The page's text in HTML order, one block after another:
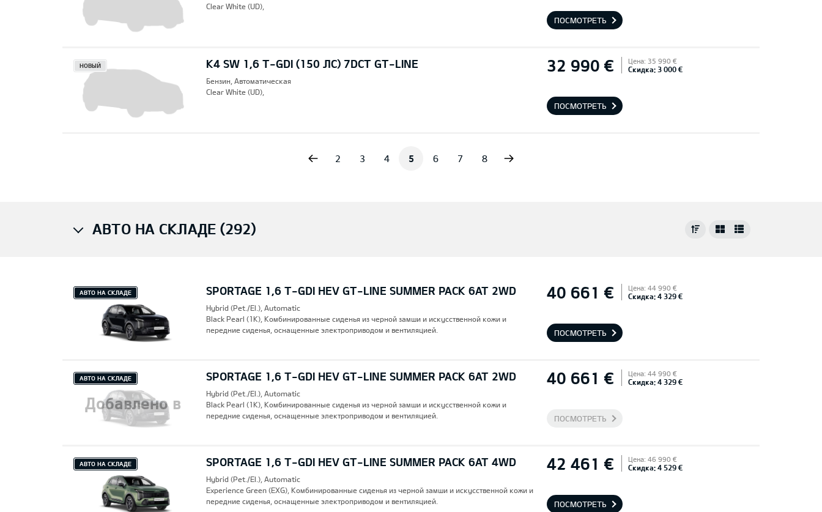
Clear White (UD),
ПОСМОТРЕТЬ
K4 SW 1,6 T-GDI (150 ЛС) 7DCT GT-LINE 32 990 € Цена: 35 990 €
Скидка: 3 000 €
НОВЫЙ
Бензин, Автоматическая
Clear White (UD),
ПОСМОТРЕТЬ
2 3 4 5 6 7 8
АВТО НА СКЛАДЕ (292)
SPORTAGE 1,6 T-GDI HEV GT-LINE SUMMER PACK 6AT 2WD 40 661 € Цена: 44 990 €
Скидка: 4 329 €
АВТО НА СКЛАДЕ
Hybrid (Pet./El.), Automatic
Black Pearl (1K), Комбинированные сиденья из черной замши и искусственной кожи и
передние сиденья, оснащенные электроприводом и вентиляцией.
ПОСМОТРЕТЬ
SPORTAGE 1,6 T-GDI HEV GT-LINE SUMMER PACK 6AT 2WD
Добавлено в
закладки
40 661 € Цена: 44 990 €
Скидка: 4 329 €
АВТО НА СКЛАДЕ
Hybrid (Pet./El.), Automatic
Black Pearl (1K), Комбинированные сиденья из черной замши и искусственной кожи и
передние сиденья, оснащенные электроприводом и вентиляцией.
ПОСМОТРЕТЬ
SPORTAGE 1,6 T-GDI HEV GT-LINE SUMMER PACK 6AT 4WD 42 461 € Цена: 46 990 €
Скидка: 4 529 €
АВТО НА СКЛАДЕ
Hybrid (Pet./El.), Automatic
Experience Green (EXG), Комбинированные сиденья из черной замши и искусственной кожи и
передние сиденья, оснащенные электроприводом и вентиляцией.
ПОСМОТРЕТЬ